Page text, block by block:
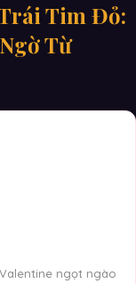
Tim Đỏ:
Từ
ngọt ngào